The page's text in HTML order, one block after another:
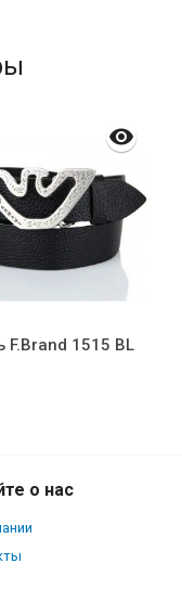
F.Brand 1515 BL
о нас